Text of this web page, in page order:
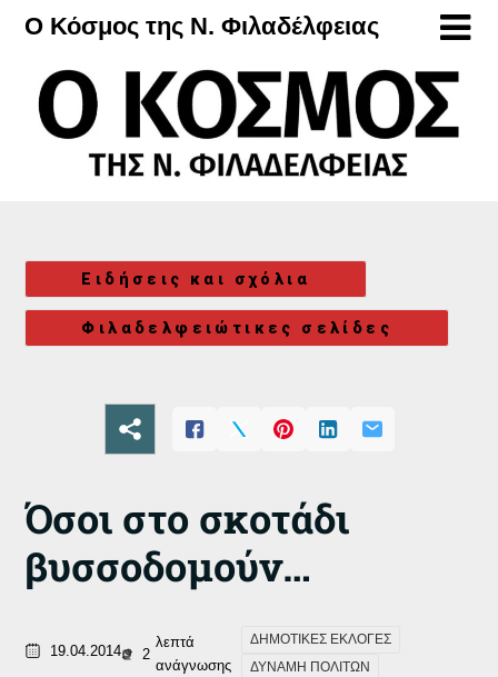
Μετάβαση
περιεχόμενο
Ο Κόσμος της Ν. Φιλαδέλφειας
Ειδήσεις και σχόλια
Φιλαδελφειώτικες σελίδες
Όσοι στο σκοτάδι
βυσσοδομούν…
19.04.2014 2
λεπτά
ανάγνωσης
ΔΗΜΟΤΙΚΕΣ ΕΚΛΟΓΕΣ
ΔΥΝΑΜΗ ΠΟΛΙΤΩΝ